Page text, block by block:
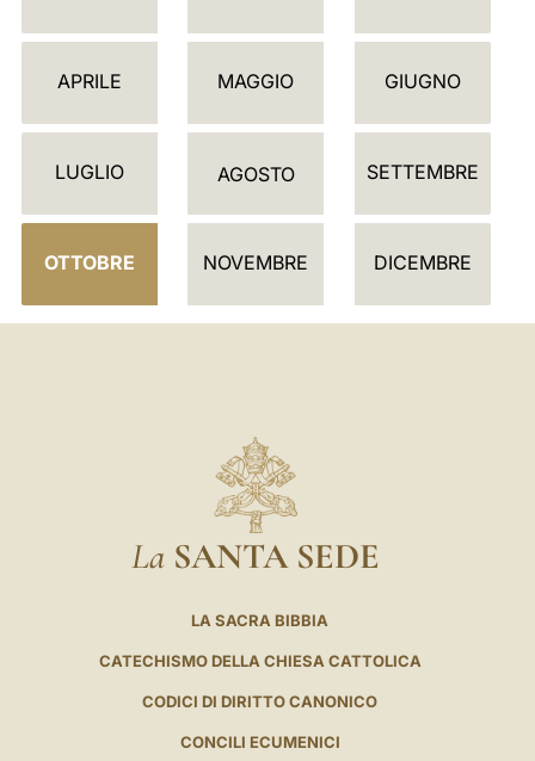
L
D
R
APRILE MAGGIO GIUGNO
LUGLIO AGOSTO SETTEMBRE
OTTOBRE NOVEMBRE DICEMBRE
La SANTA SEDE
LA SACRA BIBBIA
CATECHISMO DELLA CHIESA CATTOLICA
CODICI DI DIRITTO CANONICO
CONCILI ECUMENICI